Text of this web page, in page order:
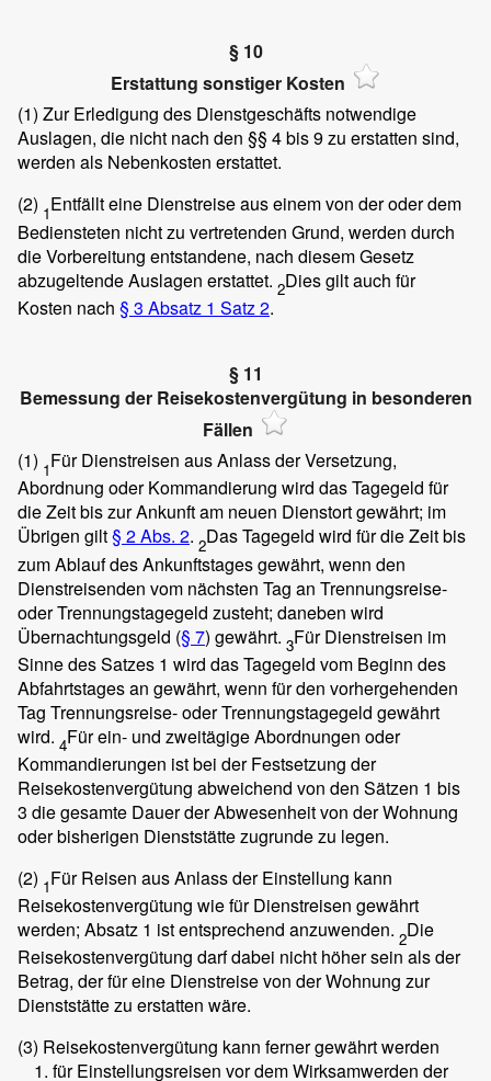
§ 10
Erstattung sonstiger Kosten
(1) Zur Erledigung des Dienstgeschäfts notwendige
Auslagen, die nicht nach den §§ 4 bis 9 zu erstatten sind,
werden als Nebenkosten erstattet.
(2) 1Entfällt eine Dienstreise aus einem von der oder dem
Bediensteten nicht zu vertretenden Grund, werden durch
die Vorbereitung entstandene, nach diesem Gesetz
abzugeltende Auslagen erstattet. 2Dies gilt auch für
Kosten nach § 3 Absatz 1 Satz 2.
§ 11
Bemessung der Reisekostenvergütung in besonderen
Fällen
(1) 1Für Dienstreisen aus Anlass der Versetzung,
Abordnung oder Kommandierung wird das Tagegeld für
die Zeit bis zur Ankunft am neuen Dienstort gewährt; im
Übrigen gilt§ 2 Abs. 2. 2Das Tagegeld wird für die Zeit bis
zum Ablauf des Ankunftstages gewährt, wenn den
Dienstreisenden vom nächsten Tag an Trennungsreise-
oder Trennungstagegeld zusteht; daneben wird
Übernachtungsgeld (§ 7) gewährt. 3Für Dienstreisen im
Sinne des Satzes 1 wird das Tagegeld vom Beginn des
Abfahrtstages an gewährt, wenn für den vorhergehenden
Tag Trennungsreise- oder Trennungstagegeld gewährt
wird. 4Für ein- und zweitägige Abordnungen oder
Kommandierungen ist bei der Festsetzung der
Reisekostenvergütung abweichend von den Sätzen 1 bis
3 die gesamte Dauer der Abwesenheit von der Wohnung
oder bisherigen Dienststätte zugrunde zu legen.
(2) 1Für Reisen aus Anlass der Einstellung kann
Reisekostenvergütung wie für Dienstreisen gewährt
werden; Absatz 1 ist entsprechend anzuwenden. 2Die
Reisekostenvergütung darf dabei nicht höher sein als der
Betrag, der für eine Dienstreise von der Wohnung zur
Dienststätte zu erstatten wäre.
(3) Reisekostenvergütung kann ferner gewährt werden
für Einstellungsreisen vor dem Wirksamwerden der